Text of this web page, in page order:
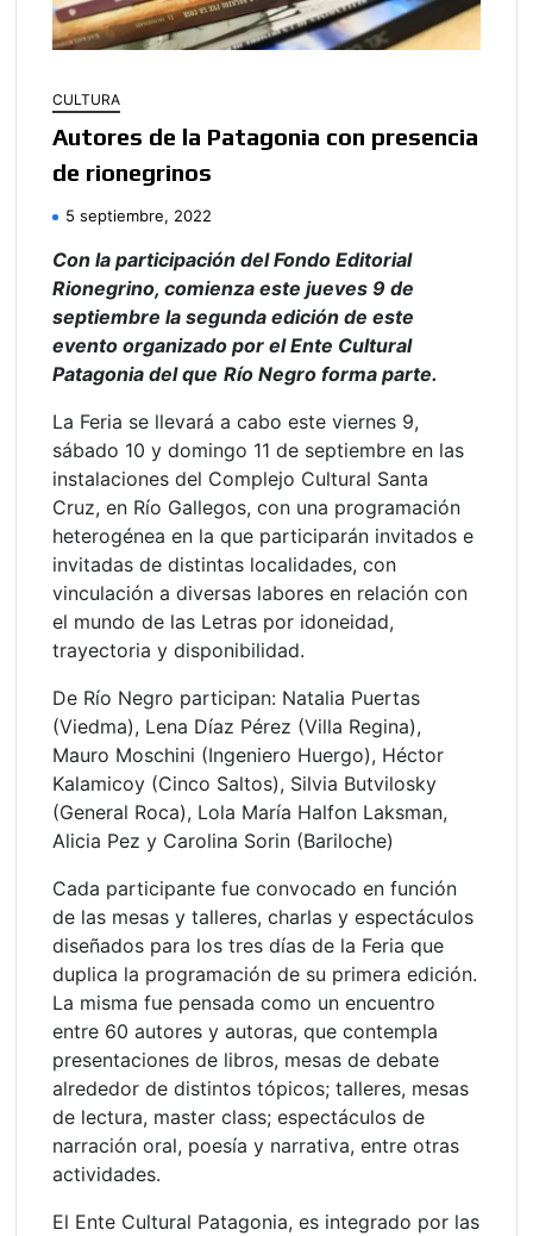
CULTURA
Autores de la Patagonia con presencia
de rionegrinos
5 septiembre, 2022
Con la participación del Fondo Editorial
Rionegrino, comienza este jueves 9 de
septiembre la segunda edición de este
evento organizado por el Ente Cultural
Patagonia del que Río Negro forma parte.
La Feria se llevará a cabo este viernes 9,
sábado 10 y domingo 11 de septiembre en las
instalaciones del Complejo Cultural Santa
Cruz, en Río Gallegos, con una programación
heterogénea en la que participarán invitados e
invitadas de distintas localidades, con
vinculación a diversas labores en relación con
el mundo de las Letras por idoneidad,
trayectoria y disponibilidad.
De Río Negro participan: Natalia Puertas
(Viedma), Lena Díaz Pérez (Villa Regina),
Mauro Moschini (Ingeniero Huergo), Héctor
Kalamicoy (Cinco Saltos), Silvia Butvilosky
(General Roca), Lola María Halfon Laksman,
Alicia Pez y Carolina Sorin (Bariloche)
Cada participante fue convocado en función
de las mesas y talleres, charlas y espectáculos
diseñados para los tres días de la Feria que
duplica la programación de su primera edición.
La misma fue pensada como un encuentro
entre 60 autores y autoras, que contempla
presentaciones de libros, mesas de debate
alrededor de distintos tópicos; talleres, mesas
de lectura, master class; espectáculos de
narración oral, poesía y narrativa, entre otras
actividades.
El Ente Cultural Patagonia, es integrado por las